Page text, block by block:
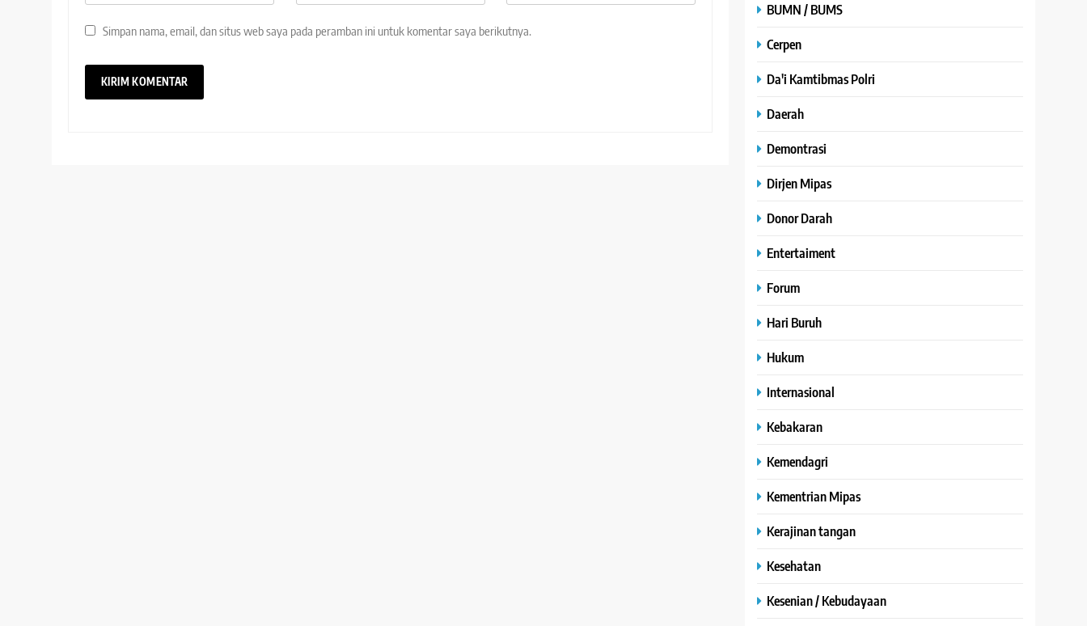
Simpan nama, email, dan situs web saya pada peramban ini untuk komentar saya berikutnya.
BUMN / BUMS
Cerpen
Da'i Kamtibmas Polri
Daerah
Demontrasi
Dirjen Mipas
Donor Darah
Entertaiment
Forum
Hari Buruh
Hukum
Internasional
Kebakaran
Kemendagri
Kementrian Mipas
Kerajinan tangan
Kesehatan
Kesenian / Kebudayaan